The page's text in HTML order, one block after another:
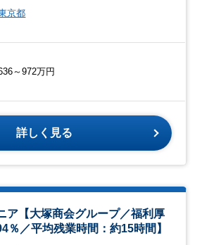
京都
～972万円
詳しく見る
ア【大塚商会グループ／福利厚
％／平均残業時間：約15時間】